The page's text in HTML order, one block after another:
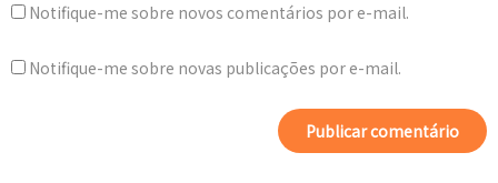
Notifique-me sobre novos comentários por e-mail.
Notifique-me sobre novas publicações por e-mail.